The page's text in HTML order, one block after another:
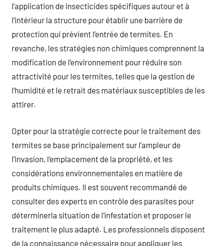
l’application de insecticides spécifiques autour et à
l’intérieur la structure pour établir une barrière de
protection qui prévient l’entrée de termites. En
revanche, les stratégies non chimiques comprennent la
modification de l’environnement pour réduire son
attractivité pour les termites, telles que la gestion de
l’humidité et le retrait des matériaux susceptibles de les
attirer.
Opter pour la stratégie correcte pour le traitement des
termites se base principalement sur l’ampleur de
l’invasion, l’emplacement de la propriété, et les
considérations environnementales en matière de
produits chimiques. Il est souvent recommandé de
consulter des experts en contrôle des parasites pour
déterminerla situation de l’infestation et proposer le
traitement le plus adapté. Les professionnels disposent
de la connaissance nécessaire pour appliquer les